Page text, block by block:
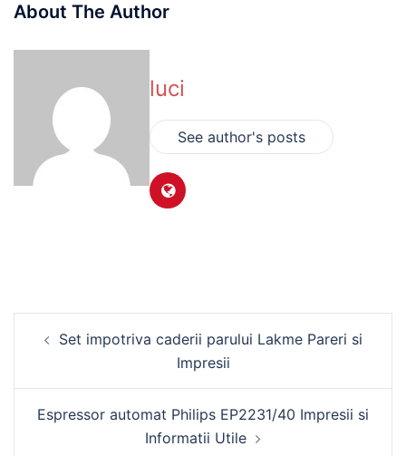
About The Author
luci
See author's posts
Set impotriva caderii parului Lakme Pareri si
Impresii
Espressor automat Philips EP2231/40 Impresii si
Informatii Utile